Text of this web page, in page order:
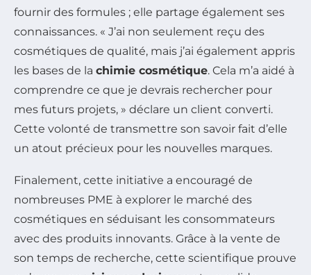
fournir des formules ; elle partage également ses
connaissances. « J’ai non seulement reçu des
cosmétiques de qualité, mais j’ai également appris
les bases de la chimie cosmétique. Cela m’a aidé à
comprendre ce que je devrais rechercher pour
mes futurs projets, » déclare un client converti.
Cette volonté de transmettre son savoir fait d’elle
un atout précieux pour les nouvelles marques.
Finalement, cette initiative a encouragé de
nombreuses PME à explorer le marché des
cosmétiques en séduisant les consommateurs
avec des produits innovants. Grâce à la vente de
son temps de recherche, cette scientifique prouve